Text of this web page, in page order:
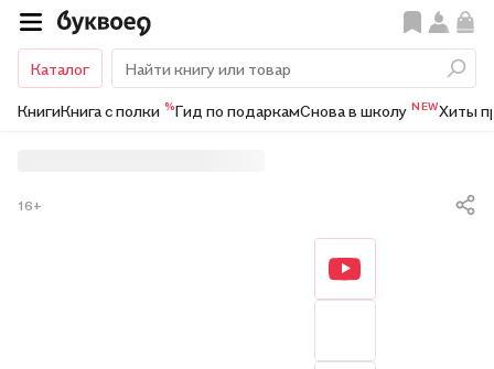
Каталог
КнигиКнига с полки %Гид по подаркамСнова в школу NEWХиты
16+